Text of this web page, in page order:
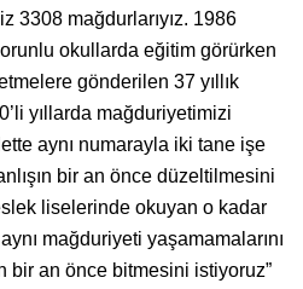
3308 mağdurlarıyız. 1986
okullarda eğitim görürken
gönderilen 37 yıllık
yıllarda mağduriyetimizi
aynı numarayla iki tane işe
bir an önce düzeltilmesini
liselerinde okuyan o kadar
mağduriyeti yaşamamalarını
bir an önce bitmesini istiyoruz”